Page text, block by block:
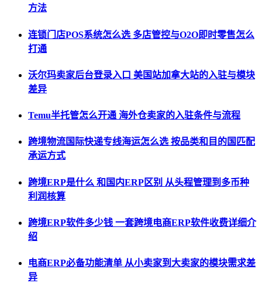
方法
连锁门店POS系统怎么选 多店管控与O2O即时零售怎么
打通
沃尔玛卖家后台登录入口 美国站加拿大站的入驻与模块
差异
Temu半托管怎么开通 海外仓卖家的入驻条件与流程
跨境物流国际快递专线海运怎么选 按品类和目的国匹配
承运方式
跨境ERP是什么 和国内ERP区别 从头程管理到多币种
利润核算
跨境ERP软件多少钱 一套跨境电商ERP软件收费详细介
绍
电商ERP必备功能清单 从小卖家到大卖家的模块需求差
异